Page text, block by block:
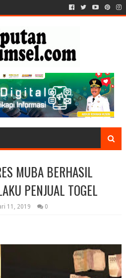
MUBA BERHASIL
PENJUAL TOGEL
11, 2019 0